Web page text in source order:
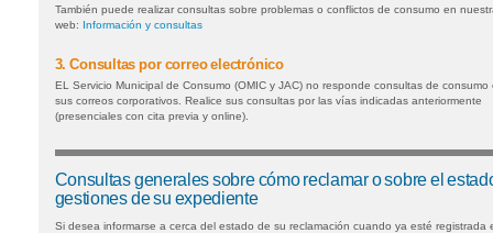
También puede realizar consultas sobre problemas o conflictos de consumo en
web: Información y consultas
3. Consultas por correo electrónico
EL Servicio Municipal de Consumo (OMIC y JAC) no responde consultas de consumo
sus correos corporativos. Realice sus consultas por las vías indicadas anteriormente
(presenciales con cita previa y online).
Consultas generales sobre cómo reclamar o sobre el
gestiones de su expediente
Si desea informarse a cerca del estado de su reclamación cuando ya esté registrada